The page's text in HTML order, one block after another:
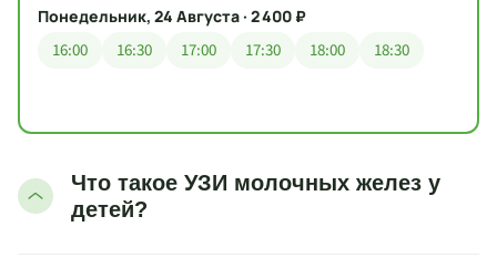
Понедельник, 24 Августа · 2 400 ₽
16:00 16:30 17:00 17:30 18:00 18:30
Что такое УЗИ молочных желез у
детей?